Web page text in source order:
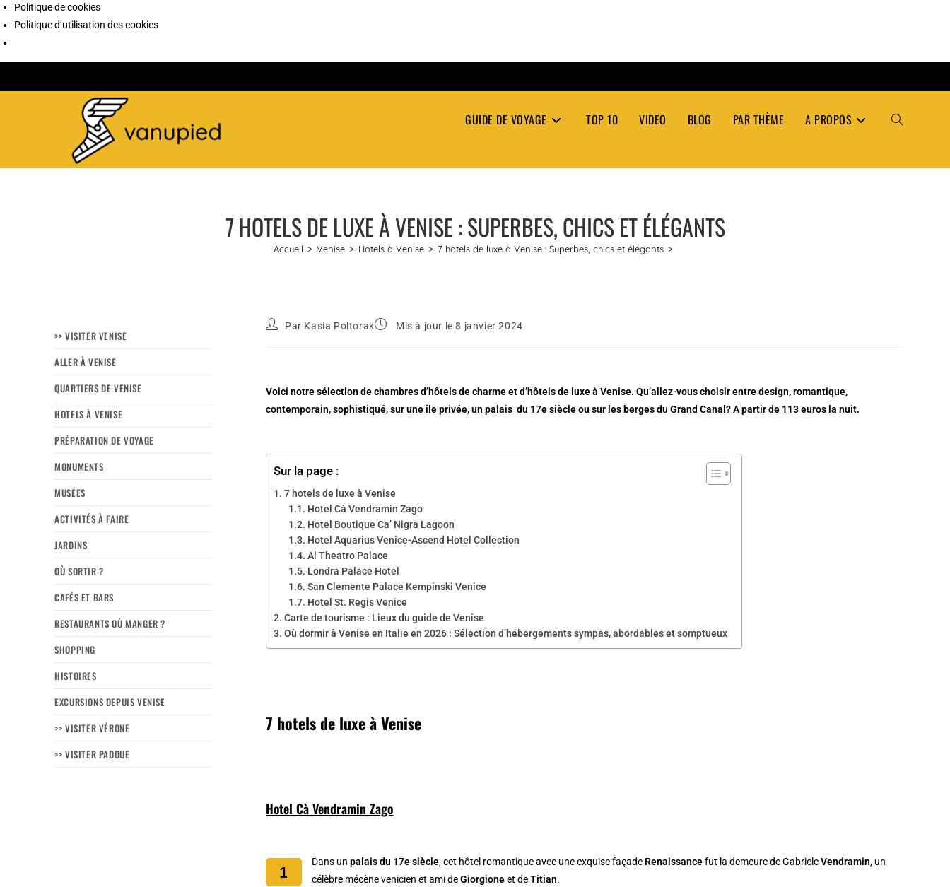
Politique de cookies
Politique d’utilisation des cookies
GUIDE DE VOYAGE TOP 10 VIDEO BLOG PAR THÈME A PROPOS TOGGLE
7 HOTELS DE LUXE À VENISE : SUPERBES, CHICS ET ÉLÉGANTS
Accueil > Venise > Hotels à Venise > 7 hotels de luxe à Venise : Superbes, chics et élégants >
>> VISITER VENISE
ALLER À VENISE
QUARTIERS DE VENISE
HOTELS À VENISE
PRÉPARATION DE VOYAGE
MONUMENTS
MUSÉES
ACTIVITÉS À FAIRE
JARDINS
OÙ SORTIR ?
CAFÉS ET BARS
RESTAURANTS OÙ MANGER ?
SHOPPING
HISTOIRES
EXCURSIONS DEPUIS VENISE
>> VISITER VÉRONE
>> VISITER PADOUE
Par Kasia Poltorak Mis à jour le 8 janvier 2024
Voici notre sélection de chambres d’hôtels de charme et d’hôtels de luxe à Venise. Qu’allez-vous choisir entre design, romantique,
contemporain, sophistiqué, sur une île privée, un palais du 17e siècle ou sur les berges du Grand Canal? A partir de 113 euros la nuit.
Sur la page :
7 hotels de luxe à Venise
Hotel Cà Vendramin Zago
Hotel Boutique Ca’ Nigra Lagoon
Hotel Aquarius Venice-Ascend Hotel Collection
Al Theatro Palace
Londra Palace Hotel
San Clemente Palace Kempinski Venice
Hotel St. Regis Venice
Carte de tourisme : Lieux du guide de Venise
Où dormir à Venise en Italie en 2026 : Sélection d’hébergements sympas, abordables et somptueux
7 hotels de luxe à Venise
Hotel Cà Vendramin Zago
Dans unpalais du 17e siècle, cet hôtel romantique avec une exquise façade Renaissancefut la demeure de GabrieleVendramin, un
célèbre mécène venicien et ami deGiorgioneet deTitian.